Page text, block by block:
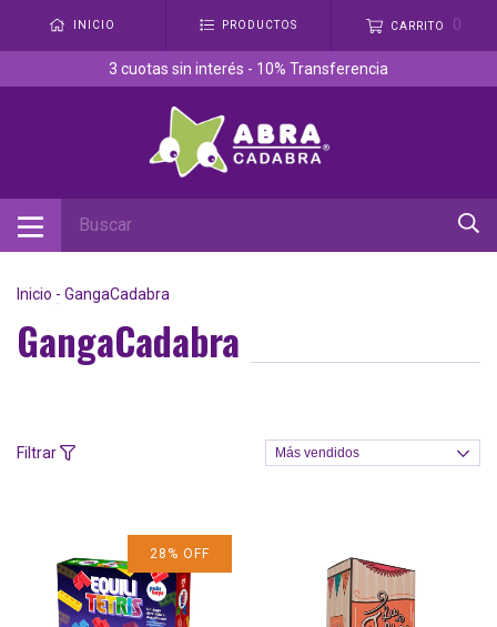
INICIO PRODUCTOS CARRITO 0
3 cuotas sin interés - 10% Transferencia
Inicio - GangaCadabra
GangaCadabra
Filtrar
28 % OFF